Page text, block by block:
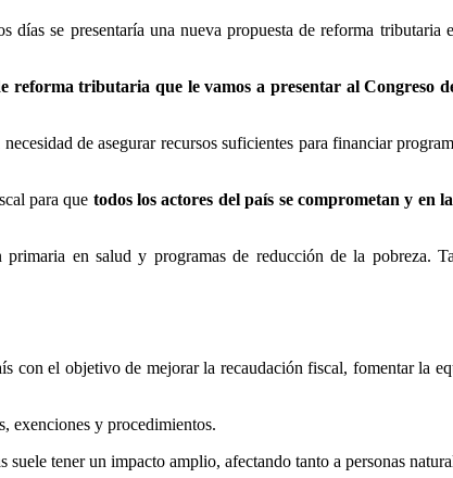
se presentaría una nueva propuesta de reforma tributaria
reforma tributaria que le vamos a presentar al Congreso
de asegurar recursos suficientes para financiar
para que todos los actores del país se comprometan y en
en salud y programas de reducción de la pobreza.
con el objetivo de mejorar la recaudación fiscal, fomentar la
exenciones y procedimientos.
tener un impacto amplio, afectando tanto a personas